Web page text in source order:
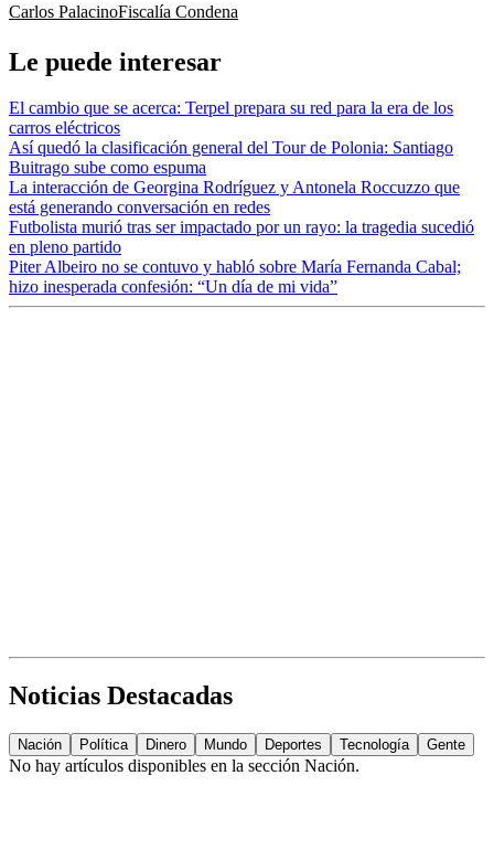
Carlos PalacinoFiscalía Condena
Le puede interesar
El cambio que se acerca: Terpel prepara su red para la era de los
carros eléctricos
Así quedó la clasificación general del Tour de Polonia: Santiago
Buitrago sube como espuma
La interacción de Georgina Rodríguez y Antonela Roccuzzo que
está generando conversación en redes
Futbolista murió tras ser impactado por un rayo: la tragedia sucedió
en pleno partido
Piter Albeiro no se contuvo y habló sobre María Fernanda Cabal;
hizo inesperada confesión: “Un día de mi vida”
Noticias Destacadas
Nación Política Dinero Mundo Deportes Tecnología Gente
No hay artículos disponibles en la sección Nación.